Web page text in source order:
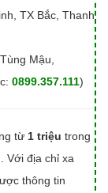
TX Bắc, Thanh
Mậu,
0899.357.111)
từ 1 triệu trong
. Với địa chỉ xa
thông tin